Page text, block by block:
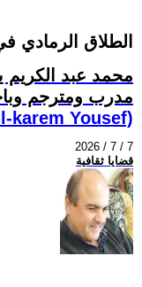
الطلاق الرمادي
محمد عبد
مدرب ومترجم
karem Yousef)
2026 / 7 / 7
قضايا ثقافية